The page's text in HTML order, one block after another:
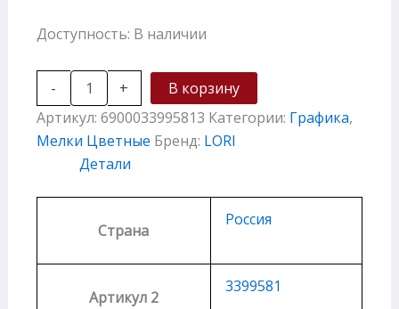
Доступность: В наличии
- +
В корзину
Артикул: 6900033995813 Категории: Графика,
Мелки Цветные Бренд: LORI
Детали
Страна
Россия
Артикул 2
3399581